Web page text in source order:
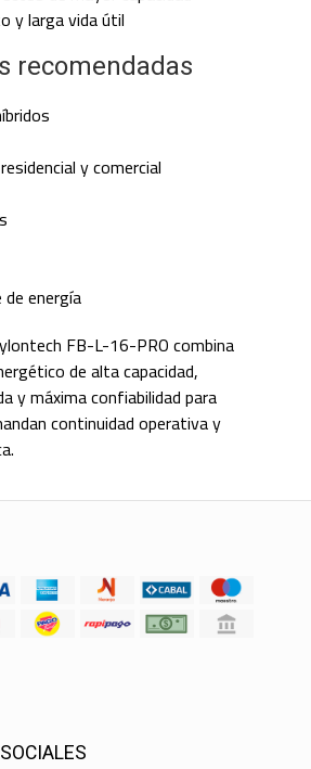
y larga vida útil
recomendadas
y comercial
energía
FB-L-16-PRO combina
de alta capacidad,
y máxima confiabilidad para
continuidad operativa y